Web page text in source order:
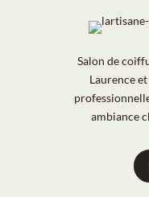
Salon de
Laurence
ambiance